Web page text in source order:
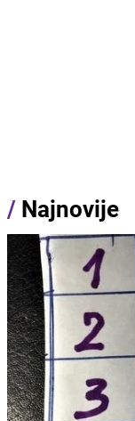
/ Najnovije